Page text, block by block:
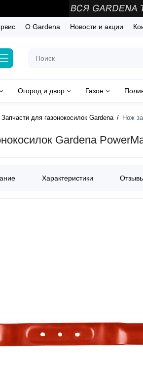
О Gardena Новости и акции
Огород и двор Газон
Запчасти для газонокосилок Gardena Нож
Gardena
Характеристики